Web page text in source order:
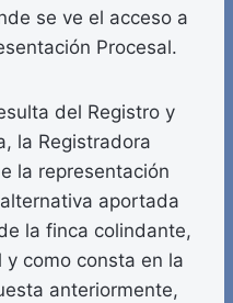
se ve el acceso a
Procesal.
del Registro y
la Registradora
la representación
aportada
la finca colindante,
como consta en la
anteriormente,